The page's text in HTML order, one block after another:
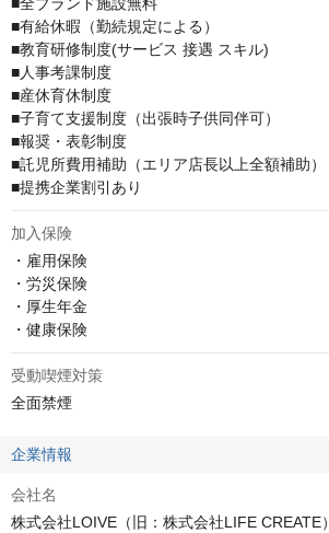
■全ブランド施設無料
■有給休暇（勤続規定による）
■教育研修制度(サービス 接遇 スキル)
■人事考課制度
■産休育休制度
■子育て支援制度（出張時子供同伴可）
■報奨・表彰制度
■託児所費用補助（エリア店長以上全額補助）
■提携企業割引あり
加入保険
・雇用保険
・労災保険
・厚生年金
・健康保険
受動喫煙対策
全面禁煙
企業情報
会社名
株式会社LOIVE（旧：株式会社LIFE CREATE）